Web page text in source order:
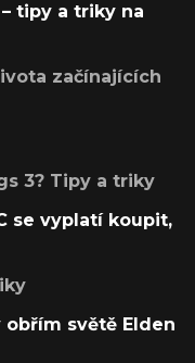
tipy a triky na
začínajících
3? Tipy a triky
se vyplatí koupit,
světě Elden